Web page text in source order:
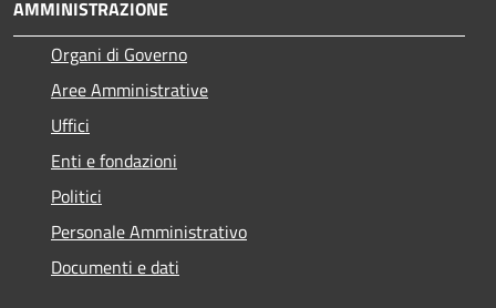
AMMINISTRAZIONE
Organi di Governo
Aree Amministrative
Uffici
Enti e fondazioni
Politici
Personale Amministrativo
Documenti e dati